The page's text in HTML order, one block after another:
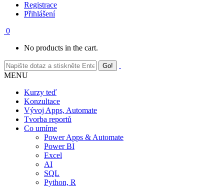
Registrace
Přihlášení
0
No products in the cart.
MENU
Kurzy teď
Konzultace
Vývoj Apps, Automate
Tvorba reportů
Co umíme
Power Apps & Automate
Power BI
Excel
AI
SQL
Python, R